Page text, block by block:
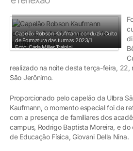
Capelão Robson Kaufmann conduziu Culto
de Formatura das turmas 2023/1
Foto: Carla Miller Trainini
realizado na noite desta terça-feira, 22,
São Jerônimo.
Proporcionado pelo capelão da Ulbra
Kaufmann, o momento especial foi de
com a presença de familiares dos
campus, Rodrigo Baptista Moreira, e
de Educação Física, Giovani Della Nina.